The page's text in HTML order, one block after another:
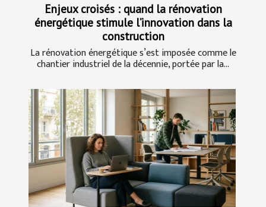
Enjeux croisés : quand la rénovation
énergétique stimule l’innovation dans la
construction
La rénovation énergétique s’est imposée comme le
chantier industriel de la décennie, portée par la...